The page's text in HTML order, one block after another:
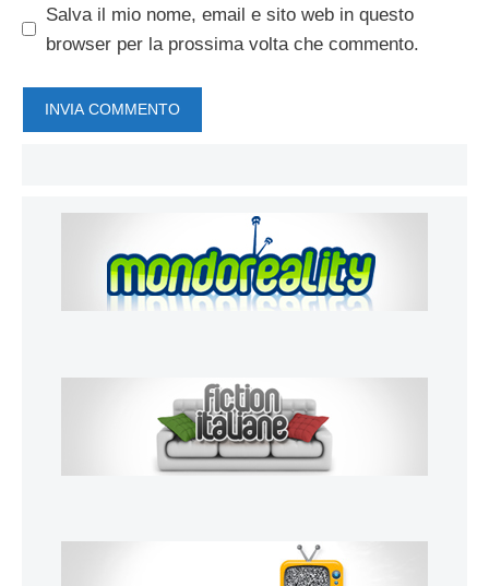
Salva il mio nome, email e sito web in questo
browser per la prossima volta che commento.